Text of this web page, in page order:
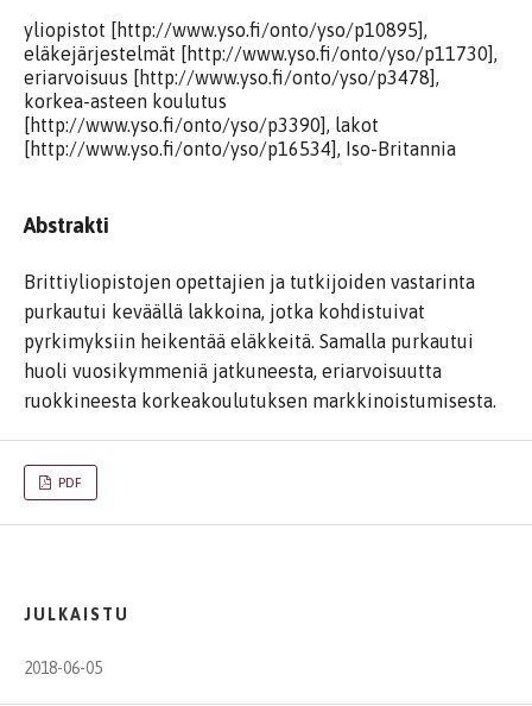
yliopistot [http://www.yso.fi/onto/yso/p10895],
eläkejärjestelmät [http://www.yso.fi/onto/yso/p11730],
eriarvoisuus [http://www.yso.fi/onto/yso/p3478],
korkea-asteen koulutus
[http://www.yso.fi/onto/yso/p3390], lakot
[http://www.yso.fi/onto/yso/p16534], Iso-Britannia
Abstrakti
Brittiyliopistojen opettajien ja tutkijoiden vastarinta
purkautui keväällä lakkoina, jotka kohdistuivat
pyrkimyksiin heikentää eläkkeitä. Samalla purkautui
huoli vuosikymmeniä jatkuneesta, eriarvoisuutta
ruokkineesta korkeakoulutuksen markkinoistumisesta.
PDF
JULKAISTU
2018-06-05